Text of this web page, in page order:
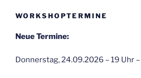
WORKSHOPTERMINE
Neue Termine:
Donnerstag, 24.09.2026 – 19 Uhr